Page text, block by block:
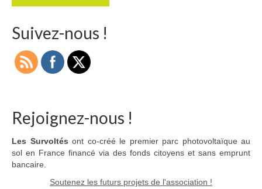
Suivez-nous !
Rejoignez-nous !
Les Survoltés ont co-créé le premier parc photovoltaïque au
sol en France financé via des fonds citoyens et sans emprunt
bancaire.
Soutenez les futurs projets de l'association !